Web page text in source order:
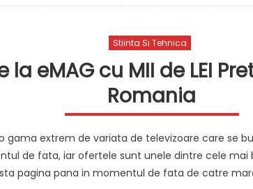
Stiinta Si Tehnica
la eMAG cu MII de LEI
Romania
gama extrem de variata de televizoare care se
de fata, iar ofertele sunt unele dintre cele
pagina pana in momentul de fata de catre